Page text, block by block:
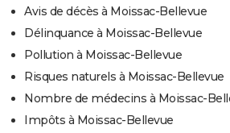
Avis de décès à Moissac-Bellevue
Délinquance à Moissac-Bellevue
Pollution à Moissac-Bellevue
Risques naturels à Moissac-Bellevue
Nombre de médecins à Moissac-
Impôts à Moissac-Bellevue